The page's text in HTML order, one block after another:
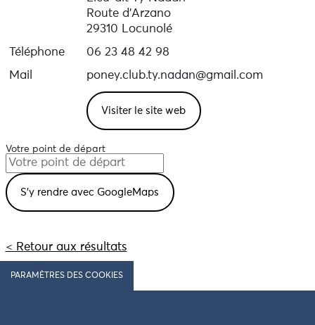
Route d'Arzano
29310 Locunolé
Téléphone
06 23 48 42 98
Mail
poney.club.ty.nadan@gmail.com
Visiter le site web
Votre point de départ
< Retour aux résultats
PARAMÈTRES DES COOKIES